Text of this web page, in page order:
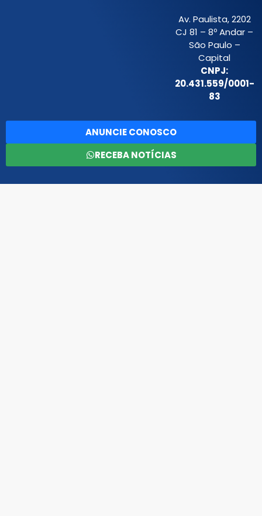
Av. Paulista, 2202
CJ 81 – 8º Andar –
São Paulo –
Capital
CNPJ:
20.431.559/0001-
83
ANUNCIE CONOSCO
RECEBA NOTÍCIAS